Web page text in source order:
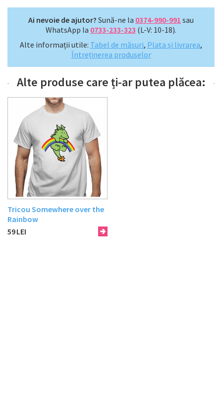
Ai nevoie de ajutor? Sună-ne la 0374-990-991 sau
WhatsApp la 0733-233-323 (L-V: 10-18).
Alte informații utile: Tabel de măsuri, Plata și livrarea,
Întreținerea produselor
Alte produse care ți-ar putea plăcea:
Tricou Somewhere over the
Rainbow
59LEI